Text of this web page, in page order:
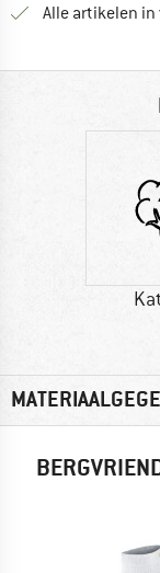
Alle artikelen in